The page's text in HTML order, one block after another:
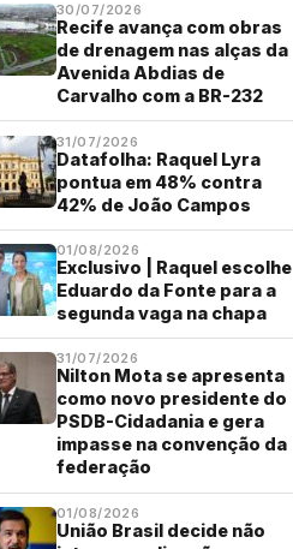
30/07/2026
Recife avança com obras
de drenagem nas alças da
Avenida Abdias de
Carvalho com a BR-232
31/07/2026
Datafolha: Raquel Lyra
pontua em 48% contra
42% de João Campos
01/08/2026
Exclusivo | Raquel escolhe
Eduardo da Fonte para a
segunda vaga na chapa
31/07/2026
Nilton Mota se apresenta
como novo presidente do
PSDB-Cidadania e gera
impasse na convenção da
federação
01/08/2026
União Brasil decide não